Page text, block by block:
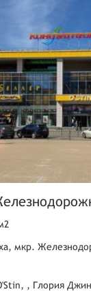
мкр.
, Глория